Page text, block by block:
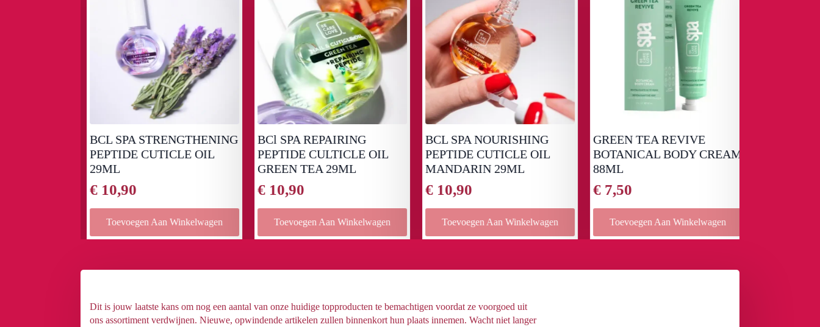
BCL SPA STRENGTHENING
PEPTIDE CUTICLE OIL
29ML
€10,90
Toevoegen Aan Winkelwagen
BCl SPA REPAIRING
PEPTIDE CULTICLE OIL
GREEN TEA 29ML
€10,90
Toevoegen Aan Winkelwagen
BCL SPA NOURISHING
PEPTIDE CUTICLE OIL
MANDARIN 29ML
€10,90
Toevoegen Aan Winkelwagen
GREEN TEA REVIVE
BOTANICAL BODY CREAM
88ML
€7,50
Toevoegen Aan Winkelwagen
Dit is jouw laatste kans om nog een aantal van onze huidige topproducten te bemachtigen voordat ze voorgoed uit
ons assortiment verdwijnen. Nieuwe, opwindende artikelen zullen binnenkort hun plaats innemen. Wacht niet langer